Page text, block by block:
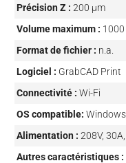
Précision Z : 200 µm
Volume maximum :
Format de fichier : n.a.
Logiciel : GrabCAD Print
Connectivité : Wi-Fi
OS compatible: Windows
Alimentation : 208V,
Autres caractéristiques :